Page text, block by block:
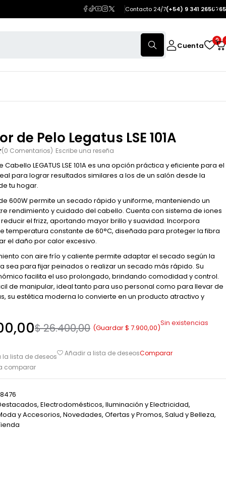
Contacto 24/7(+54) 9 341 2650765
Cuenta
0
de Pelo Legatus LSE 101A
(0 Comentarios) Escribe una reseña
Cabello LEGATUS LSE 101A es una opción práctica y eficiente para el
para lograr resultados similares a los de un salón desde la
tu hogar.
600W permite un secado rápido y uniforme, manteniendo un
rendimiento y cuidado del cabello. Cuenta con sistema de iones
el frizz, aportando mayor brillo y suavidad. Incorpora
temperatura constante de 60°C, diseñada para proteger la fibra
el daño por calor excesivo.
con aire frío y caliente permite adaptar el secado según la
sea para fijar peinados o realizar un secado más rápido. Su
facilita el uso prolongado, brindando comodidad y control.
de manipular, ideal tanto para uso personal como para llevar de
su estética moderna lo convierte en un producto atractivo y
$26.400,00 (Guardar$ 7.900,00)
Sin existencias
la lista de deseos Añadir a lista de deseosComparar
comparar
, Electrodomésticos, Iluminación y Electricidad,
y Accesorios, Novedades, Ofertas y Promos, Salud y Belleza,